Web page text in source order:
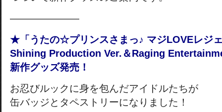
———————
★「うたの☆プリンスさまっ♪ マジLOVEレジ
Shining Production Ver. ＆Raging
新作グッズ発売！
お忍びルックに身を包んだアイドルたちが
缶バッジとタペストリーになりました！